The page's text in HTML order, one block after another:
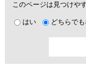
このページは見つけや
はい どちらで